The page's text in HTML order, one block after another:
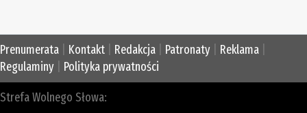
Prenumerata Kontakt Redakcja Patronaty Reklama
Regulaminy
Polityka prywatności
Strefa Wolnego Słowa: